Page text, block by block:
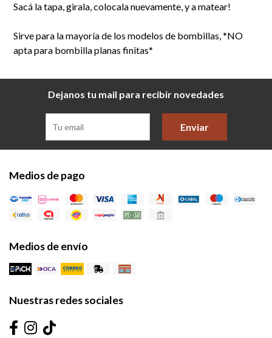
Sacá la tapa, girala, colocala nuevamente, y a matear!
Sirve para la mayoría de los modelos de bombillas, *NO
apta para bombilla planas finitas*
Dejanos tu mail para recibir novedades
Enviar
Medios de pago
Medios de envío
Nuestras redes sociales